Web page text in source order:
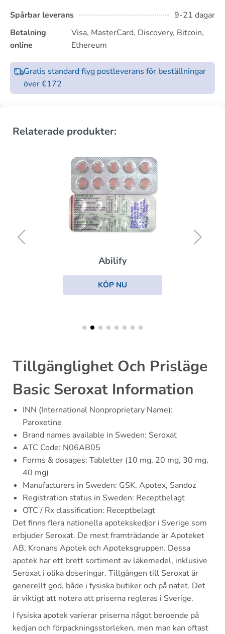
Spårbar leverans
9-21 dagar
Betalning
online
Visa, MasterCard, Discovery, Bitcoin,
Ethereum
Gratis standard flyg postleverans för beställningar
över €172
Relaterade produkter:
Abilify
KÖP NU
Tillgänglighet Och Prisläge
Basic Seroxat Information
INN (International Nonproprietary Name):
Paroxetine
Brand names available in Sweden: Seroxat
ATC Code: N06AB05
Forms & dosages: Tabletter (10 mg, 20 mg, 30 mg,
40 mg)
Manufacturers in Sweden: GSK, Apotex, Sandoz
Registration status in Sweden: Receptbelagt
OTC / Rx classification: Receptbelagt
Det finns flera nationella apotekskedjor i Sverige som
erbjuder Seroxat. De mest framträdande är Apoteket
AB, Kronans Apotek och Apoteksgruppen. Dessa
apotek har ett brett sortiment av läkemedel, inklusive
Seroxat i olika doseringar. Tillgången till Seroxat är
generellt god, både i fysiska butiker och på nätet. Det
är viktigt att notera att priserna regleras i Sverige.
I fysiska apotek varierar priserna något beroende på
kedjan och förpackningsstorleken, men man kan oftast